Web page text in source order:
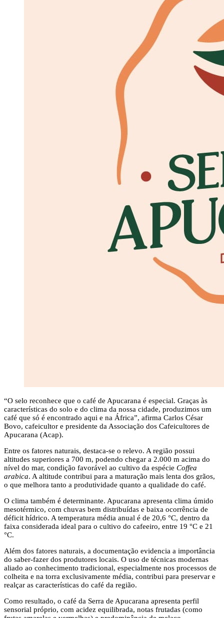
“O selo reconhece que o café de Apucarana é especial. Graças às
características do solo e do clima da nossa cidade, produzimos um
café que só é encontrado aqui e na África”, afirma Carlos César
Bovo, cafeicultor e presidente da Associação dos Cafeicultores de
Apucarana (Acap).
Entre os fatores naturais, destaca-se o relevo. A região possui
altitudes superiores a 700 m, podendo chegar a 2.000 m acima do
nível do mar, condição favorável ao cultivo da espécie Coffea
arabica. A altitude contribui para a maturação mais lenta dos grãos,
o que melhora tanto a produtividade quanto a qualidade do café.
O clima também é determinante. Apucarana apresenta clima úmido
mesotérmico, com chuvas bem distribuídas e baixa ocorrência de
déficit hídrico. A temperatura média anual é de 20,6 °C, dentro da
faixa considerada ideal para o cultivo do cafeeiro, entre 19 °C e 21
°C.
Além dos fatores naturais, a documentação evidencia a importância
do saber-fazer dos produtores locais. O uso de técnicas modernas
aliado ao conhecimento tradicional, especialmente nos processos de
colheita e na torra exclusivamente média, contribui para preservar e
realçar as características do café da região.
Como resultado, o café da Serra de Apucarana apresenta perfil
sensorial próprio, com acidez equilibrada, notas frutadas (como